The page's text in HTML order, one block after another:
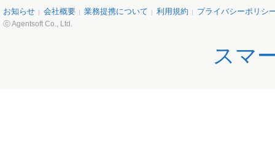
お知らせ 会社概要 業務提携について 利用規約 プライバシーポリシ
ⓒ Agentsoft Co., Ltd.
スマ